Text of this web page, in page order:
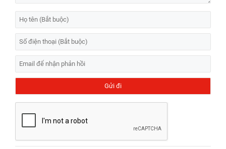
Dấu hiệu cần thay màn hình iPhone XS Max